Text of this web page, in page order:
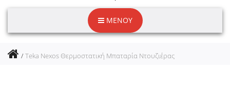
ΜΕΝΟΥ
Teka Nexos Θερμοστατική Μπαταρία Ντουζιέρας